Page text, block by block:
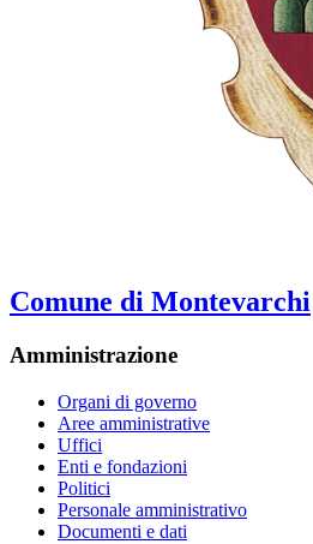
Comune di Montevarchi
Amministrazione
Organi di governo
Aree amministrative
Uffici
Enti e fondazioni
Politici
Personale amministrativo
Documenti e dati